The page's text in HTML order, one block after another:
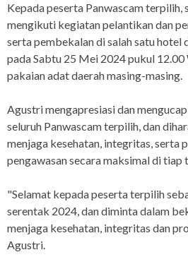
Kepada peserta Panwascam terpilih,
mengikuti kegiatan pelantikan dan
serta pembekalan di salah satu hotel
pada Sabtu 25 Mei 2024 pukul
pakaian adat daerah masing-masing.
Agustri mengapresiasi dan
seluruh Panwascam terpilih, dan
menjaga kesehatan, integritas, serta
pengawasan secara maksimal di tiap
"Selamat kepada peserta terpilih
serentak 2024, dan diminta dalam
menjaga kesehatan, integritas dan
Agustri.